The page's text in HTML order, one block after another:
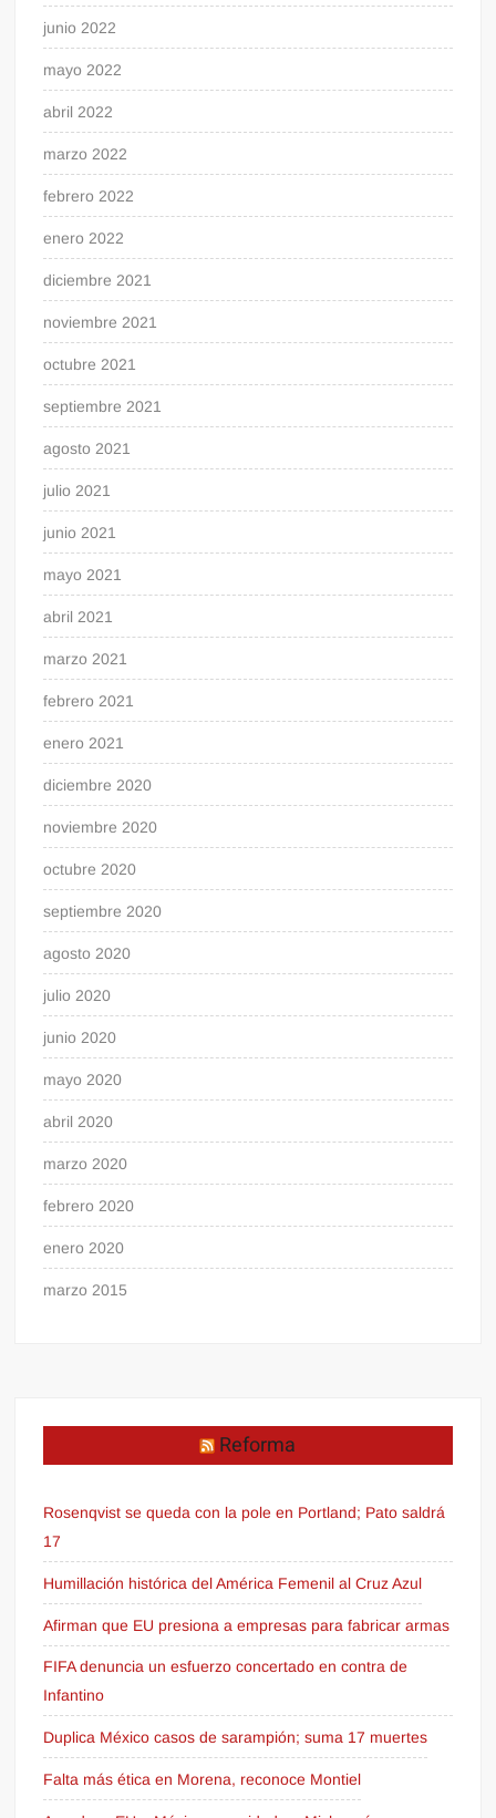
junio 2022
mayo 2022
abril 2022
marzo 2022
febrero 2022
enero 2022
diciembre 2021
noviembre 2021
octubre 2021
septiembre 2021
agosto 2021
julio 2021
junio 2021
mayo 2021
abril 2021
marzo 2021
febrero 2021
enero 2021
diciembre 2020
noviembre 2020
octubre 2020
septiembre 2020
agosto 2020
julio 2020
junio 2020
mayo 2020
abril 2020
marzo 2020
febrero 2020
enero 2020
marzo 2015
Reforma
Rosenqvist se queda con la pole en Portland; Pato saldrá
17
Humillación histórica del América Femenil al Cruz Azul
Afirman que EU presiona a empresas para fabricar armas
FIFA denuncia un esfuerzo concertado en contra de
Infantino
Duplica México casos de sarampión; suma 17 muertes
Falta más ética en Morena, reconoce Montiel